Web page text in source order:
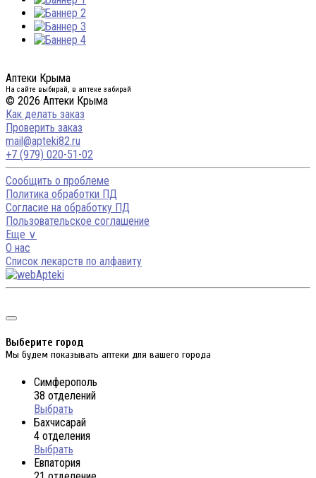
Аптеки Крыма
На сайте выбирай, в аптеке забирай
© 2026 Аптеки Крыма
Как делать заказ
Проверить заказ
mail@apteki82.ru
+7 (979) 020-51-02
Сообщить о проблеме
Политика обработки ПД
Согласие на обработку ПД
Пользовательское соглашение
Еще ∨
О нас
Список лекарств по алфавиту
Выберите город
Мы будем показывать аптеки для вашего города
Симферополь
38 отделений
Выбрать
Бахчисарай
4 отделения
Выбрать
Евпатория